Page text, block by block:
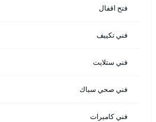
فتح اقفال
فني تكييف
فني ستلايت
فني صحي سباك
فني كاميرات